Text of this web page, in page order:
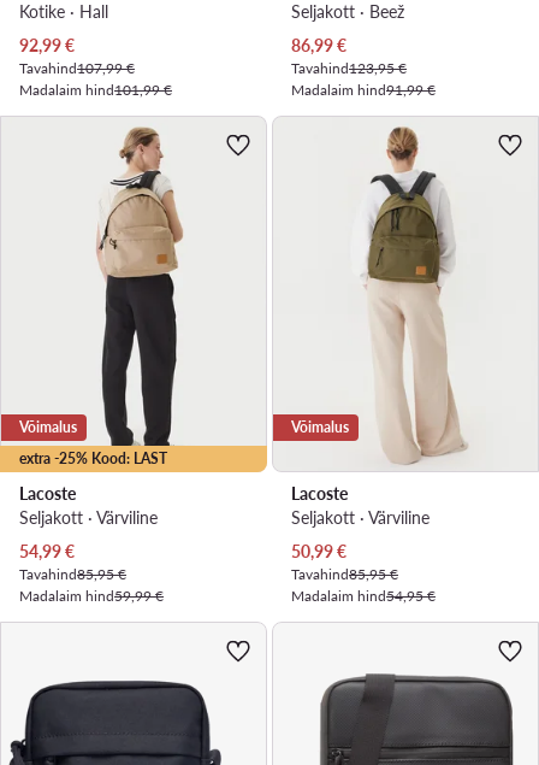
Kotike · Hall
Praegune hind
92,99€
Tavahind107,99 €
Madalaim hind101,99 €
Seljakott · Beež
Praegune hind
86,99€
Tavahind123,95 €
Madalaim hind91,99 €
extra -25% Kood: LAST
Võimalus
Lacoste
Seljakott · Värviline
Praegune hind
54,99€
Tavahind85,95 €
Madalaim hind59,99 €
Võimalus
Lacoste
Seljakott · Värviline
Praegune hind
50,99€
Tavahind85,95 €
Madalaim hind54,95 €